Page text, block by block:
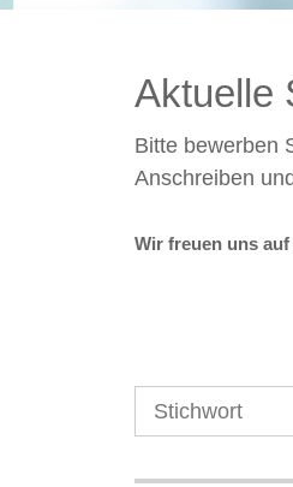
Aktuelle
Bitte bewerben
Anschreiben
Wir freuen uns